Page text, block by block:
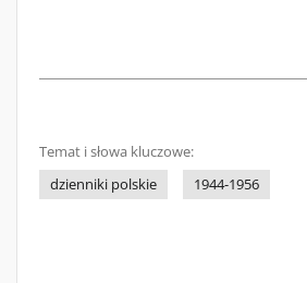
Temat i słowa kluczowe:
dzienniki polskie
1944-1956